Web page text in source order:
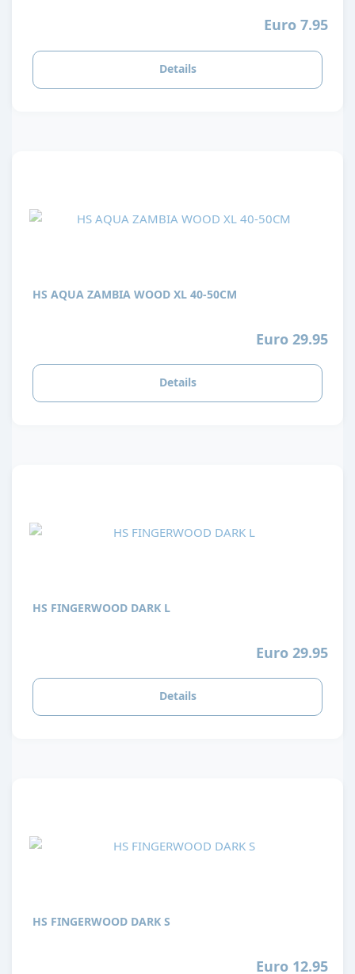
Euro 7.95
Details
HS AQUA ZAMBIA WOOD XL 40-50CM
Euro 29.95
Details
HS FINGERWOOD DARK L
Euro 29.95
Details
HS FINGERWOOD DARK S
Euro 12.95